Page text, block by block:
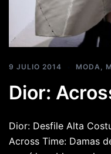
9 JULIO 2014 MODA
Dior:
Dior: Desfile Alta
Across Time: Damas